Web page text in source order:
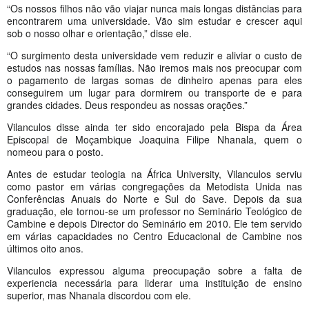
“Os nossos filhos não vão viajar nunca mais longas distâncias para
encontrarem uma universidade. Vão sim estudar e crescer aqui
sob o nosso olhar e orientação,” disse ele.
“O surgimento desta universidade vem reduzir e aliviar o custo de
estudos nas nossas famílias. Não iremos mais nos preocupar com
o pagamento de largas somas de dinheiro apenas para eles
conseguirem um lugar para dormirem ou transporte de e para
grandes cidades. Deus respondeu as nossas orações.”
Vilanculos disse ainda ter sido encorajado pela Bispa da Área
Episcopal de Moçambique Joaquina Filipe Nhanala, quem o
nomeou para o posto.
Antes de estudar teologia na África University, Vilanculos serviu
como pastor em várias congregações da Metodista Unida nas
Conferências Anuais do Norte e Sul do Save. Depois da sua
graduação, ele tornou-se um professor no Seminário Teológico de
Cambine e depois Director do Seminário em 2010. Ele tem servido
em várias capacidades no Centro Educacional de Cambine nos
últimos oito anos.
Vilanculos expressou alguma preocupação sobre a falta de
experiencia necessária para liderar uma instituição de ensino
superior, mas Nhanala discordou com ele.